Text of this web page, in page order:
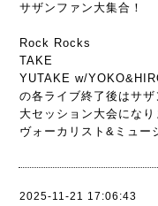
サザンファン大集合！
Rock Rocks
TAKE
YUTAKE w/
の各ライブ終了後はサザ
大セッション大会になり
ヴォーカリスト&ミュー
2025-11-21 17:06:43